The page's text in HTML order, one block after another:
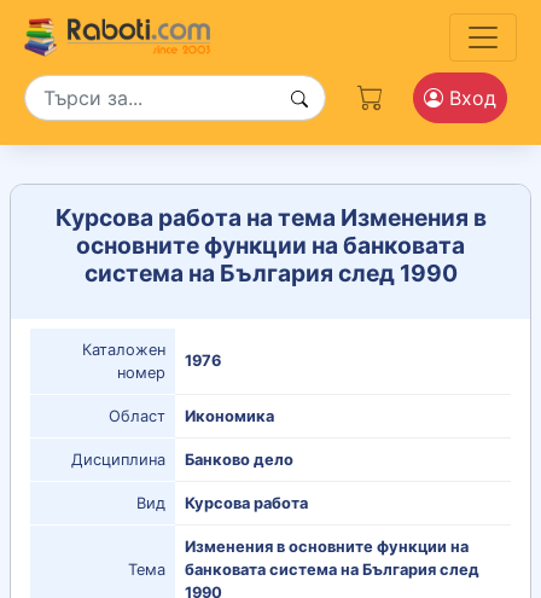
Вход
Курсова работа на тема Изменения в
основните функции на банковата
система на България след 1990
Каталожен
номер
1976
Област Икономика
Дисциплина Банково дело
Вид Курсова работа
Тема
Изменения в основните функции на
банковата система на България след
1990